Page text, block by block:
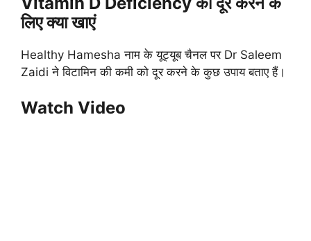
लिए क्या खाएं
Healthy Hamesha नाम के यूट्यूब चैनल पर Dr Saleem
Zaidi ने विटामिन की कमी को दूर करने के कुछ उपाय बताए हैं।
Watch Video